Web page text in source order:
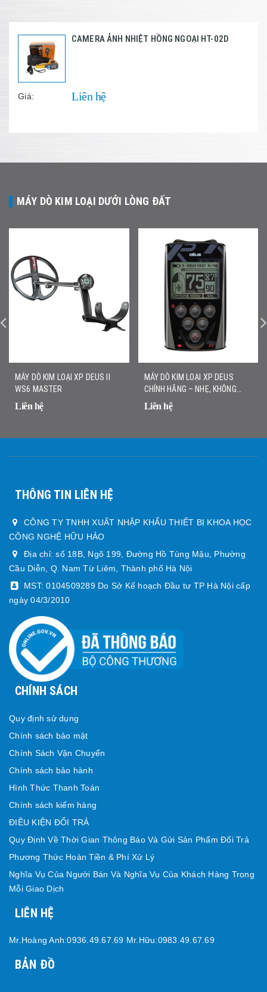
CAMERA ẢNH NHIỆT HỒNG NGOẠI HT-02D
Giá: Liên hệ
MÁY DÒ KIM LOẠI DƯỚI LÒNG ĐẤT
MÁY DÒ KIM LOẠI XP DEUS II
WS6 MASTER
Liên hệ
MÁY DÒ KIM LOẠI XP DEUS
CHÍNH HÃNG – NHẸ, KHÔNG
DÂY, DÒ NHANH CHÍNH XÁC
Liên hệ
THÔNG TIN LIÊN HỆ
CÔNG TY TNHH XUẤT NHẬP KHẨU THIẾT BỊ KHOA HỌC
CÔNG NGHỆ HỮU HẢO
Địa chỉ: số 18B, Ngõ 199, Đường Hồ Tùng Mậu, Phường
Cầu Diễn, Q. Nam Từ Liêm, Thành phố Hà Nội
MST: 0104509289 Do Sở Kế hoạch Đầu tư TP Hà Nội cấp
ngày 04/3/2010
CHÍNH SÁCH
Quy định sử dụng
Chính sách bảo mật
Chính Sách Vận Chuyển
Chính sách bảo hành
Hình Thức Thanh Toán
Chính sách kiểm hàng
ĐIỀU KIỆN ĐỔI TRẢ
Quy Định Về Thời Gian Thông Báo Và Gửi Sản Phẩm Đổi Trả
Phương Thức Hoàn Tiền & Phí Xử Lý
Nghĩa Vụ Của Người Bán Và Nghĩa Vụ Của Khách Hàng Trong
Mỗi Giao Dịch
LIÊN HỆ
Mr.Hoàng Anh:0936.49.67.69 Mr.Hữu:0983.49.67.69
BẢN ĐỒ